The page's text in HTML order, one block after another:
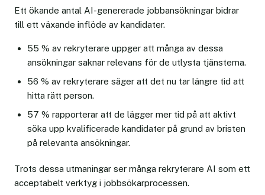
Ett ökande antal AI-genererade jobbansökningar bidrar
till ett växande inflöde av kandidater.
55 % av rekryterare uppger att många av dessa
ansökningar saknar relevans för de utlysta tjänsterna.
56 % av rekryterare säger att det nu tar längre tid att
hitta rätt person.
57 % rapporterar att de lägger mer tid på att aktivt
söka upp kvalificerade kandidater på grund av bristen
på relevanta ansökningar.
Trots dessa utmaningar ser många rekryterare AI som ett
acceptabelt verktyg i jobbsökarprocessen.